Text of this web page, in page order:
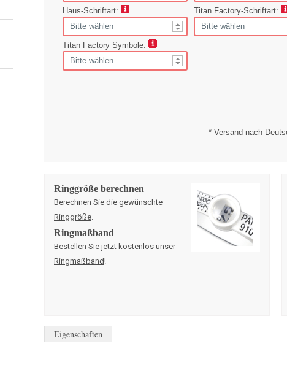
Haus-Schriftart: Titan Factory-Schriftart:
Titan Factory Symbole:
* Versand nach
Ringgröße berechnen
Berechnen Sie die gewünschte
Ringgröße
Ringmaßband
Bestellen Sie jetzt kostenlos unser
Ringmaßband!
Eigenschaften